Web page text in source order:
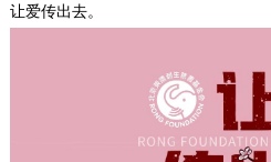
让爱传出去。